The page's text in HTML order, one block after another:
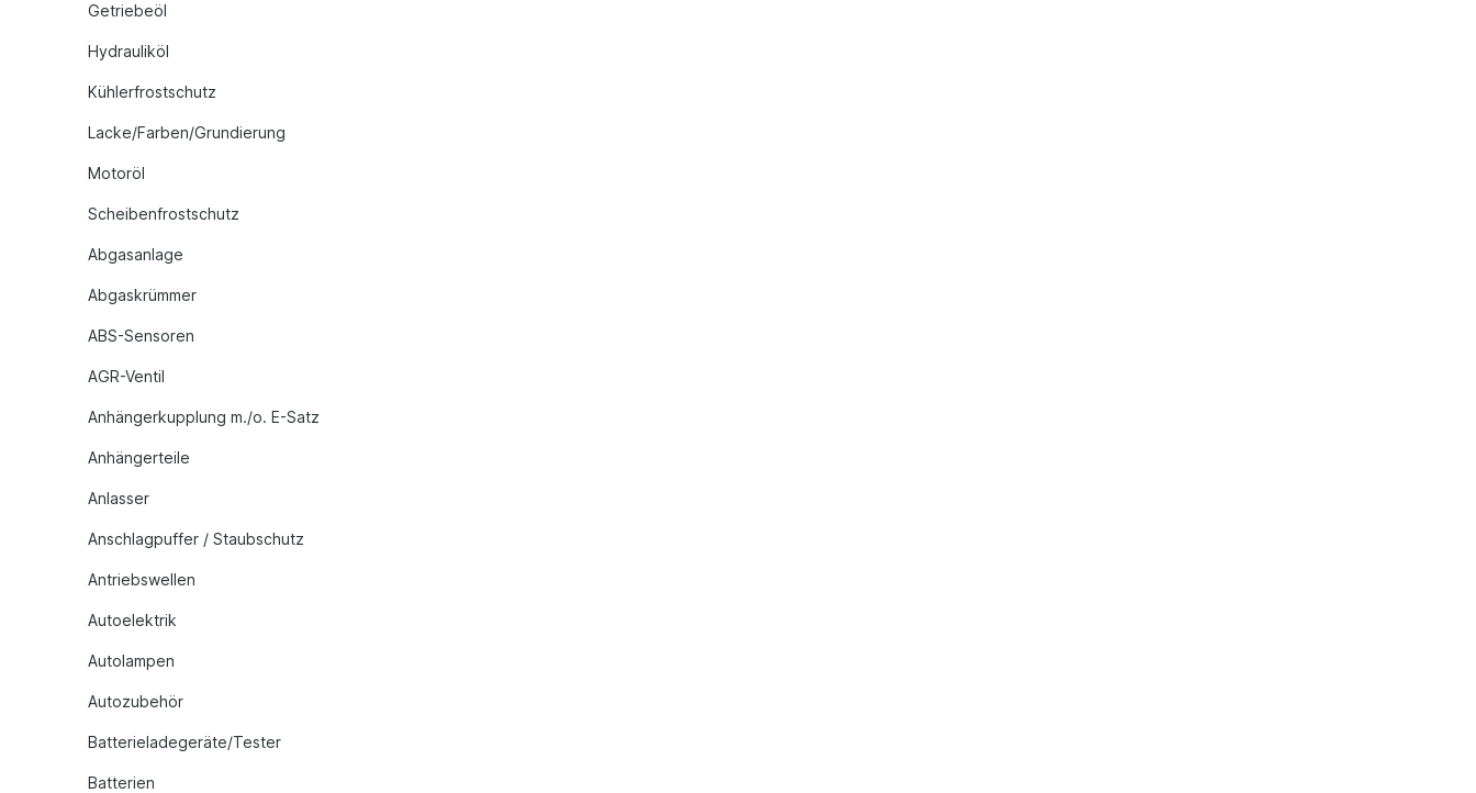
Getriebeöl
Hydrauliköl
Kühlerfrostschutz
Lacke/Farben/Grundierung
Motoröl
Scheibenfrostschutz
Abgasanlage
Abgaskrümmer
ABS-Sensoren
AGR-Ventil
Anhängerkupplung m./o. E-Satz
Anhängerteile
Anlasser
Anschlagpuffer / Staubschutz
Antriebswellen
Autoelektrik
Autolampen
Autozubehör
Batterieladegeräte/Tester
Batterien